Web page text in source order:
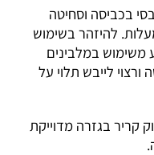
בכביסה וסחיטה
יחד עם בדים דומים עד 30 מעלות. להיזהר בשימוש
משימוש במלבינים
ורצוי לייבש תלוי על
בד במבוק קריר בגזרה מדוייקת